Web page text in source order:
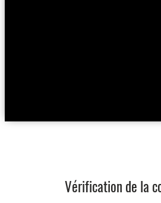
Vérification de la